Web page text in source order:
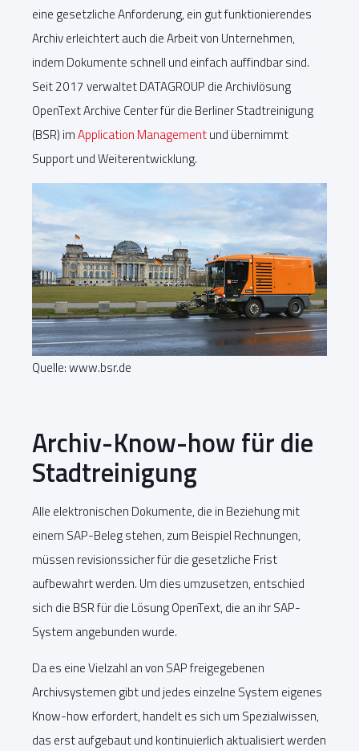
Quelle: www.bsr.de
eine gesetzliche Anforderung, ein gut funktionierendes
Archiv erleichtert auch die Arbeit von Unternehmen,
indem Dokumente schnell und einfach auffindbar sind.
Seit 2017 verwaltet DATAGROUP die Archivlösung
OpenText Archive Center für die Berliner Stadtreinigung
(BSR) imApplication Managementund übernimmt
Support und Weiterentwicklung.
Archiv-Know-how für die
Stadtreinigung
Alle elektronischen Dokumente, die in Beziehung mit
einem SAP-Beleg stehen, zum Beispiel Rechnungen,
müssen revisionssicher für die gesetzliche Frist
aufbewahrt werden. Um dies umzusetzen, entschied
sich die BSR für die Lösung OpenText, die an ihr SAP-
System angebunden wurde.
Da es eine Vielzahl an von SAP freigegebenen
Archivsystemen gibt und jedes einzelne System eigenes
Know-how erfordert, handelt es sich um Spezialwissen,
das erst aufgebaut und kontinuierlich aktualisiert werden